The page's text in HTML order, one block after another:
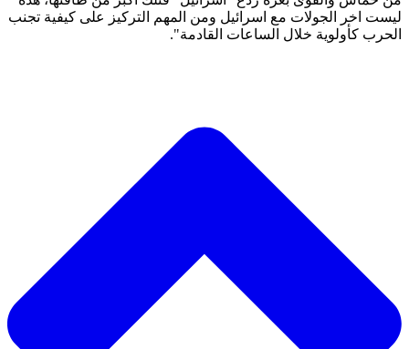
ليست اخر الجولات مع اسرائيل ومن المهم التركيز على كيفية تجنب
الحرب كأولوية خلال الساعات القادمة".